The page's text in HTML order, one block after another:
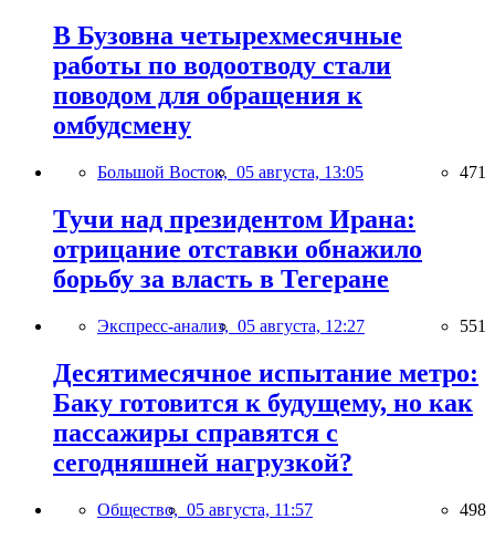
В Бузовна четырехмесячные
работы по водоотводу стали
поводом для обращения к
омбудсмену
Большой Восток, 05 августа, 13:05 471
Тучи над президентом Ирана:
отрицание отставки обнажило
борьбу за власть в Тегеране
Экспресс-анализ, 05 августа, 12:27 551
Десятимесячное испытание метро:
Баку готовится к будущему, но как
пассажиры справятся с
сегодняшней нагрузкой?
Общество, 05 августа, 11:57 498